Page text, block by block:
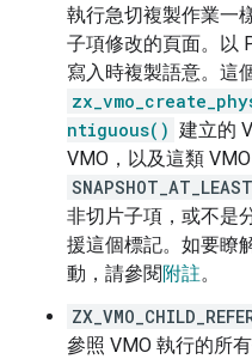
執行急切複製作業一
子項修改的頁面。以
寫入時複製語意。這
ntiguous() 建立的
VMO，以及這類
非切片子項，或不是
援這個標記。如要瞭
動，請參閱附註。
參照 VMO 執行的所